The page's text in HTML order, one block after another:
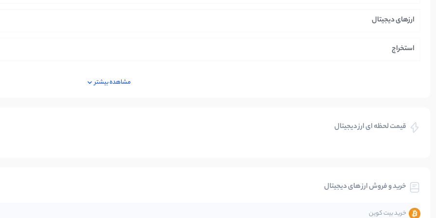
ارزهای دیجیتال
استخراج
بلاکچین
تحلیل
مشاهده بیشتر
قیمت لحظه ای ارز دیجیتال
خرید و فروش ارز های دیجیتال
خرید بیت کوین